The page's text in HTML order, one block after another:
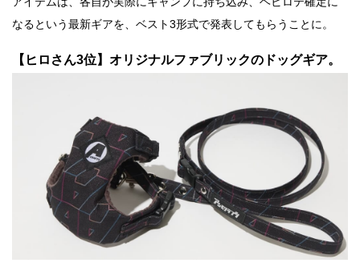
なるという最新ギアを、ベスト3形式で発表してもらうことに。
【ヒロさん3位】オリジナルファブリックのドッグギア。